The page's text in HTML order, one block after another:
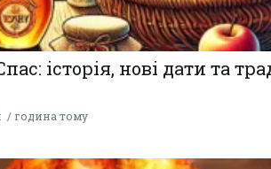
історія, нові дати та
година тому